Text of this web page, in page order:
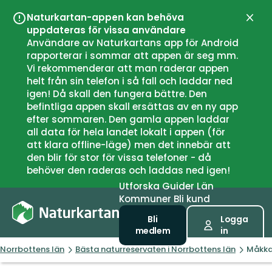
Naturkartan-appen kan behöva
uppdateras för vissa användare
Användare av Naturkartans app för Android
rapporterar i sommar att appen är seg mm.
Vi rekommenderar att man raderar appen
helt från sin telefon i så fall och laddar ned
igen! Då skall den fungera bättre. Den
befintliga appen skall ersättas av en ny app
efter sommaren. Den gamla appen laddar
all data för hela landet lokalt i appen (för
att klara offline-läge) men det innebär att
den blir för stor för vissa telefoner - då
behöver den raderas och laddas ned igen!
UtforskaGuiderLän
Kommuner Bli kund
Bli
medlem
Logga
in
Norrbottens län Bästa naturreservaten i Norrbottens län